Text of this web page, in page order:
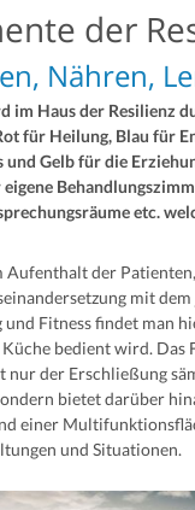
der
Nähren,
im Haus der Resilienz
für Heilung, Blau für
Gelb für die
etc.
Aufenthalt der
mit
Fitness findet man
Küche bedient wird. Das
nur der Erschließung
bietet darüber
einer
und Situationen.